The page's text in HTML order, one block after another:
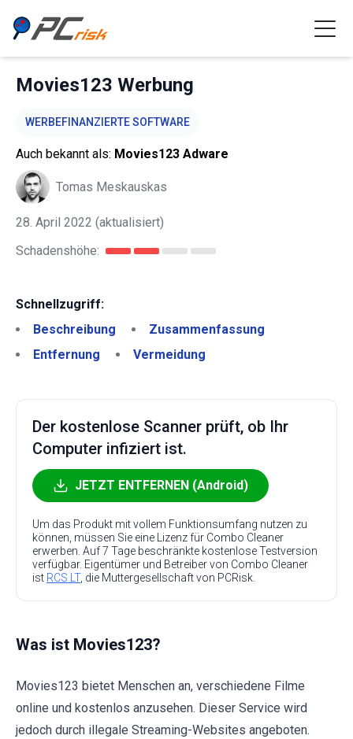
Movies123 Werbung
WERBEFINANZIERTE SOFTWARE
Auch bekannt als: Movies123 Adware
Tomas Meskauskas
28. April 2022 (aktualisiert)
Schadenshöhe:
Schnellzugriff:
Beschreibung
Zusammenfassung
Entfernung
Vermeidung
Der kostenlose Scanner prüft, ob Ihr
Computer infiziert ist.
JETZT ENTFERNEN (Android)
Um das Produkt mit vollem Funktionsumfang nutzen zu
können, müssen Sie eine Lizenz für Combo Cleaner
erwerben. Auf 7 Tage beschränkte kostenlose Testversion
verfügbar. Eigentümer und Betreiber von Combo Cleaner
ist RCS LT, die Muttergesellschaft von PCRisk.
Was ist Movies123?
Movies123 bietet Menschen an, verschiedene Filme
online und kostenlos anzusehen. Dieser Service wird
jedoch durch illegale Streaming-Websites angeboten.